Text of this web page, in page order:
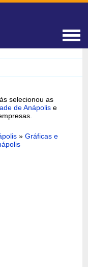
selecionou as
de Anápolis e
»Gráficas e